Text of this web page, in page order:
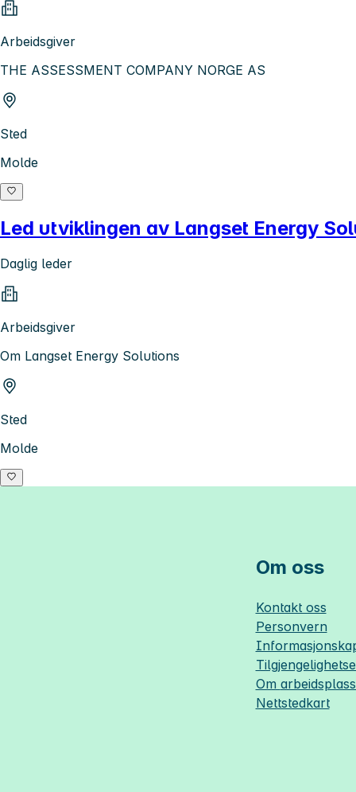
Arbeidsgiver
THE ASSESSMENT COMPANY NORGE AS
Sted
Molde
Led utviklingen av Langset Energy
Daglig leder
Arbeidsgiver
Om Langset Energy Solutions
Sted
Molde
Om oss
Kontakt oss
Personvern
Om
Nettstedkart